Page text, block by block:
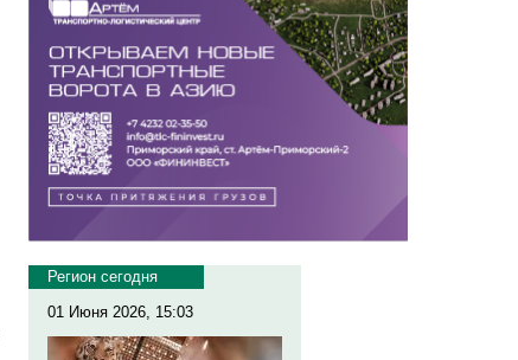
Регион сегодня
01 Июня 2026, 15:03